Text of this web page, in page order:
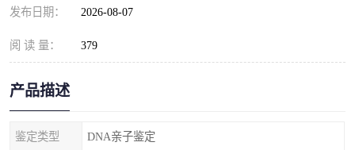
发布日期： 2026-08-07
阅 读 量： 379
产品描述
鉴定类型 DNA亲子鉴定